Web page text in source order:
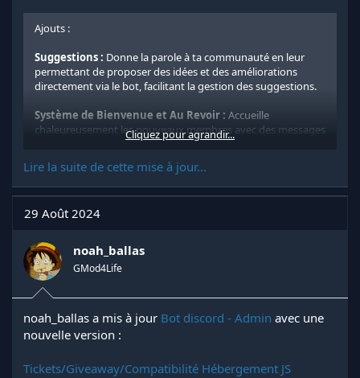
Ajouts :
Suggestions : Donne la parole à ta communauté en leur
permettant de proposer des idées et des améliorations
directement via le bot, facilitant la gestion des suggestions.
Système de Bienvenue et Au Revoir : Accueille
chaleureusement les nouveaux membres avec des messages
personnalisés et souhaite un bon départ à ceux qui quittent
sur ton serveur.
./
Suppression
./
Cliquez pour agrandir...
Lire la suite de cette mise à jour...
29 Août 2024
noah_ballas
GMod4Life
noah_ballas a mis à jour Bot discord - Admin avec une
nouvelle version :
Tickets/Giveaway/Compatibilité Hébergement JS